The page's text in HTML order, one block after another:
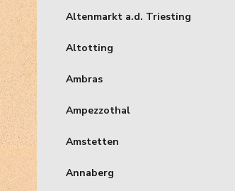
Altenmarkt a.d. Triesting
Altotting
Ambras
Ampezzothal
Amstetten
Annaberg